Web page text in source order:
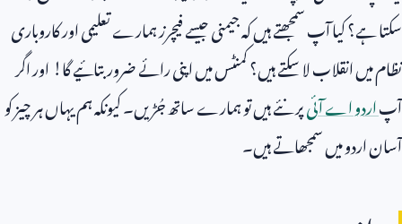
سکتا ہے؟ کیا آپ سمجھتے ہیں کہ جیمنی جیسے فیچرز ہمارے تعلیمی اور کاروباری
نظام میں انقلاب لا سکتے ہیں؟ کمنٹس میں اپنی رائے ضرور بتائیے گا! اور اگر
آپاردو اے آئیپر نئے ہیں تو ہمارے ساتھ جُڑیں۔ کیونکہ ہم یہاں ہر چیز کو
آسان اردو میں سمجھاتے ہیں۔